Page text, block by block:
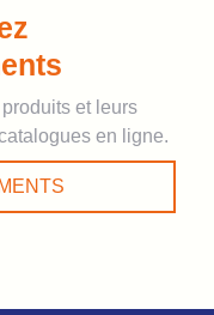
et leurs
en ligne.